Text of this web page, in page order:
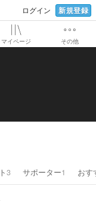
ログイン 新規登録
マイページ その他
3 サポーター1 おす